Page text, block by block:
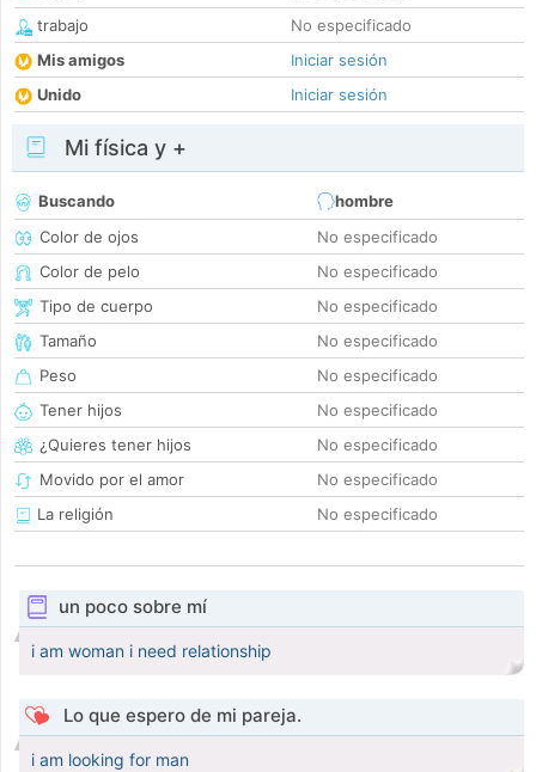
trabajo
No especificado
Mis amigos
Iniciar sesión
Unido
Iniciar sesión
Mi física y +
Buscando
hombre
Color de ojos
No especificado
Color de pelo
No especificado
Tipo de cuerpo
No especificado
Tamaño
No especificado
Peso
No especificado
Tener hijos
No especificado
¿Quieres tener hijos
No especificado
Movido por el amor
No especificado
La religión
No especificado
un poco sobre mí
i am woman i need relationship
Lo que espero de mi pareja.
i am looking for man